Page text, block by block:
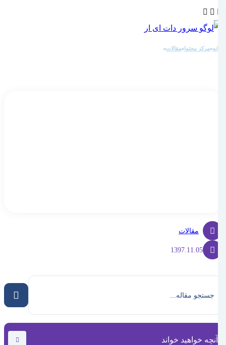
خانه مرکز محتوا مقالات
مقالات
1397.11.05
آنچه خواهید خواند